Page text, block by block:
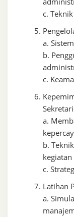
c.
a.
b.
c.
a.
b.
c.
Latihan
a.